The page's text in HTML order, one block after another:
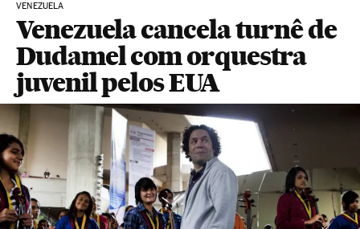
VENEZUELA
Venezuela cancela turnê de
Dudamel com orquestra
juvenil pelos EUA